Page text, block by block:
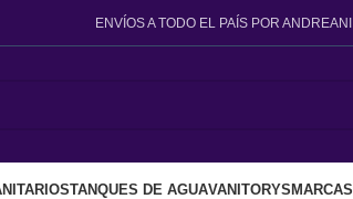
ENVÍOS A TODO EL PAÍS POR ANDREANI
TANQUES DE AGUAVANITORYS MARCAS